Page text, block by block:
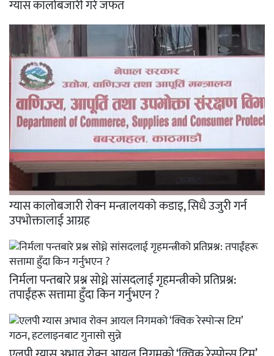
ग्यास कालोबजारी गरे जफत
ग्यास कालोबजारी रोक्न मन्त्रालयको कडाइ, सिधै उजुरी गर्न
उपभोक्तालाई आग्रह
निर्मला पन्तबारे प्रश्न सोध्ने सांसदलाई गृहमन्त्रीको प्रतिप्रश्न:
तपाईंहरू सत्तामा हुँदा किन गर्नुभएन ?